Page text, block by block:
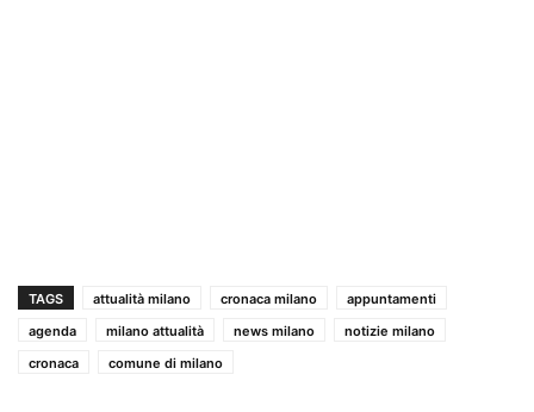
TAGS attualità milano cronaca milano
appuntamenti
agenda
milano attualità news milano
notizie milano
cronaca
comune di milano